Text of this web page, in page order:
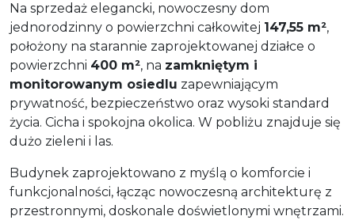
Na sprzedaż elegancki, nowoczesny dom
jednorodzinny o powierzchni całkowitej 147,55 m²,
położony na starannie zaprojektowanej działce o
powierzchni 400 m², na zamkniętym i
monitorowanym osiedlu zapewniającym
prywatność, bezpieczeństwo oraz wysoki standard
życia. Cicha i spokojna okolica. W pobliżu znajduje się
dużo zieleni i las.
Budynek zaprojektowano z myślą o komforcie i
funkcjonalności, łącząc nowoczesną architekturę z
przestronnymi, doskonale doświetlonymi wnętrzami.